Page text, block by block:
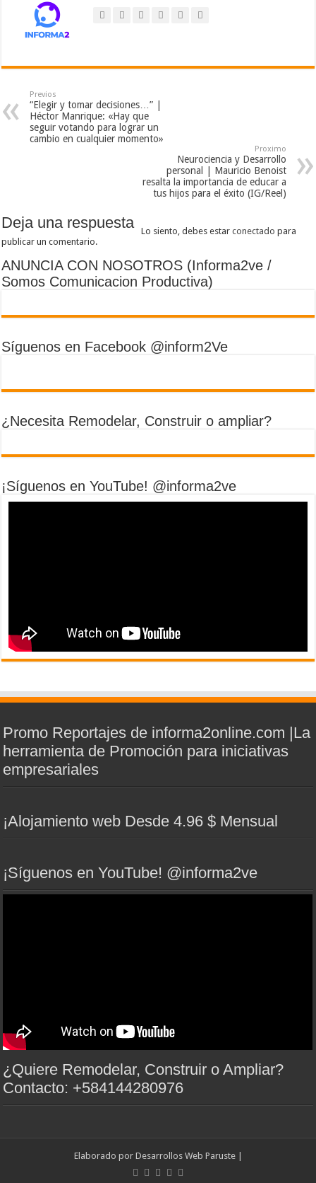
Previos
“Elegir y tomar decisiones…” |
Héctor Manrique: «Hay que
seguir votando para lograr un
cambio en cualquier momento»
Proximo
Neurociencia y Desarrollo
personal | Mauricio Benoist
resalta la importancia de educar a
tus hijos para el éxito (IG/Reel)
Deja una respuesta Lo siento, debes estarconectado para
publicar un comentario.
ANUNCIA CON NOSOTROS (Informa2ve /
Somos Comunicacion Productiva)
Síguenos en Facebook @inform2Ve
¿Necesita Remodelar, Construir o ampliar?
¡Síguenos en YouTube! @informa2ve
Promo Reportajes de informa2online.com |La
herramienta de Promoción para iniciativas
empresariales
¡Alojamiento web Desde 4.96 $ Mensual
¡Síguenos en YouTube! @informa2ve
¿Quiere Remodelar, Construir o Ampliar?
Contacto: +584144280976
Elaborado por Desarrollos Web Paruste|